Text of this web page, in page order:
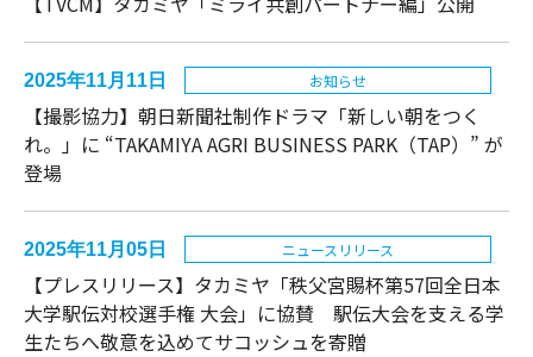
2025年11月11日 お知らせ
【撮影協力】朝日新聞社制作ドラマ「新しい朝をつく
れ。」に “TAKAMIYA AGRI BUSINESS PARK（TAP）” が
登場
2025年11月05日 ニュースリリース
【プレスリリース】タカミヤ「秩父宮賜杯第57回全日本
大学駅伝対校選手権 大会」に協賛 駅伝大会を支える学
生たちへ敬意を込めてサコッシュを寄贈